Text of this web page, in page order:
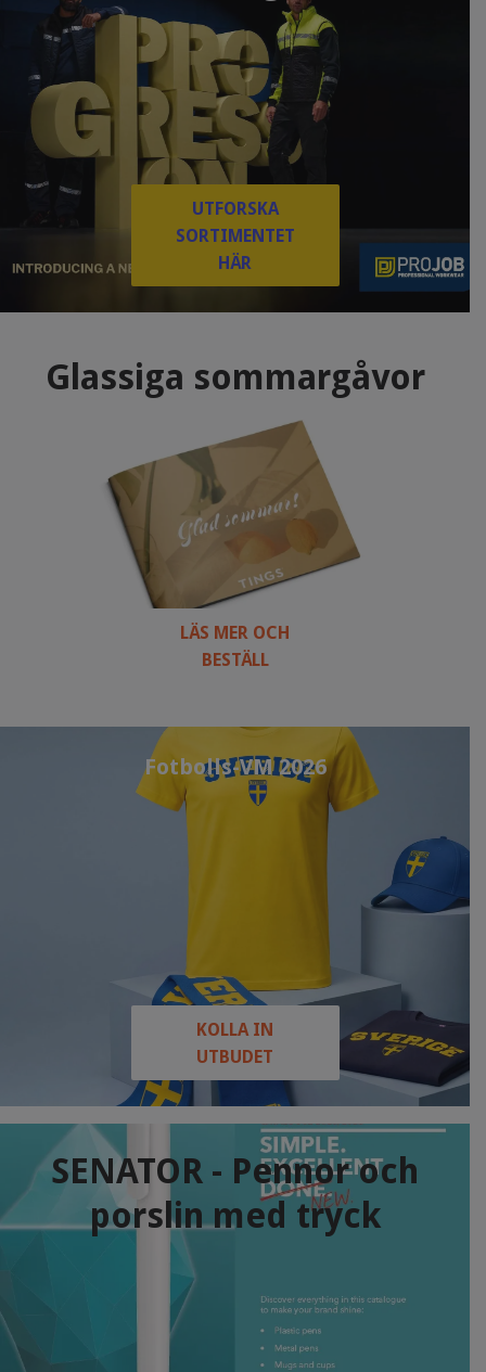
UTFORSKA
SORTIMENTET
HÄR
Glassiga sommargåvor
LÄS MER OCH
BESTÄLL
Fotbolls-VM 2026
KOLLA IN
UTBUDET
SENATOR - Pennor och
porslin med tryck